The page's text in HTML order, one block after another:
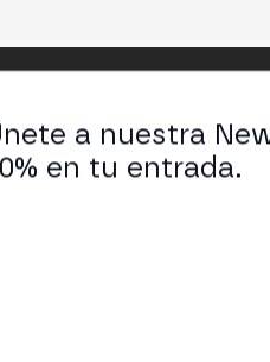
São Paulo
cripto y Web3 que conecta
a nuestra
en tu entrada.